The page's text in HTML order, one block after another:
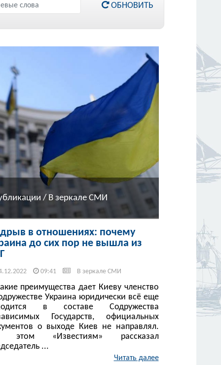
ОБНОВИТЬ
/ В зеркале СМИ
в отношениях: почему
до сих пор не вышла из
09:41 В зеркале СМИ
преимущества дает Киеву членство
Украина юридически всё еще
в составе Содружества
Государств, официальных
о выходе Киев не направлял.
этом «Известиям» рассказал
...
Читать далее